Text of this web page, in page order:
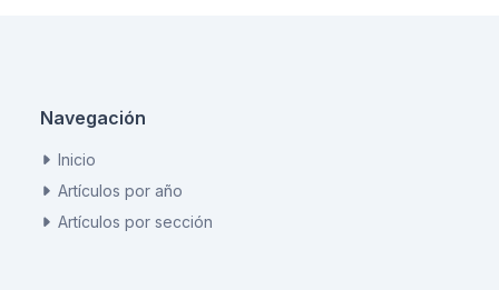
Navegación
Inicio
Artículos por año
Artículos por sección